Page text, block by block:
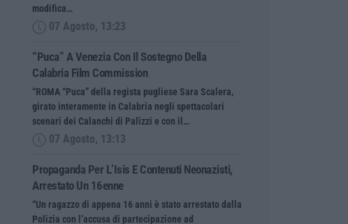
modifica…
07 Agosto, 13:23
“Puca” A Venezia Con Il Sostegno Della
Calabria Film Commission
“ROMA “Puca” della regista pugliese Sara Scalera,
girato interamente in Calabria negli spettacolari
scenari dei Calanchi di Palizzi e con il…
07 Agosto, 13:13
Propaganda Per L’Isis E Contenuti Neonazisti,
Arrestato Un 16enne
“Un ragazzo di appena 16 anni è stato arrestato dalla
Polizia con l’accusa di partecipazione ad